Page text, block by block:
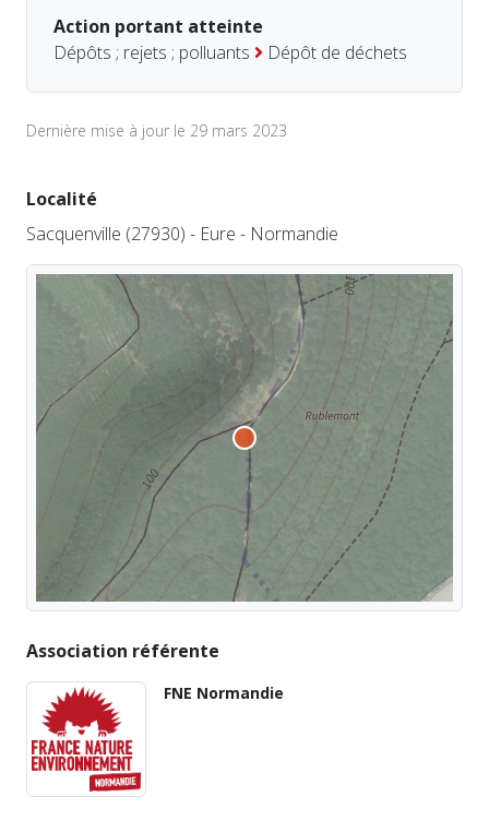
Action portant atteinte
Dépôts ; rejets ; polluants
Dépôt de déchets
Dernière mise à jour le 29 mars 2023
Localité
Sacquenville (27930) - Eure - Normandie
Association référente
FNE Normandie